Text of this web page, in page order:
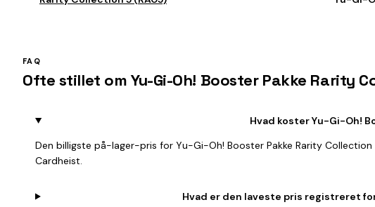
FAQ
Ofte stillet om Yu-Gi-Oh! Booster Pakke Rarity
Hvad koster Yu-Gi-Oh!
Den billigste på-lager-pris for Yu-Gi-Oh! Booster Pakke Rarity
Cardheist.
Hvad er den laveste pris registreret